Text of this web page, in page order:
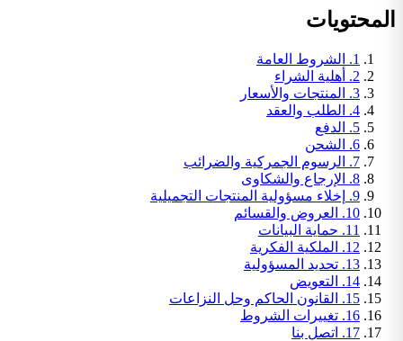
المحتويات
1
. الشروط العامة
2
. أهلية الشراء
3
. المنتجات والأسعار
4
. الطلب والعقد
5
. الدفع
6
. الشحن
7
. الرسوم الجمركية والضرائب
8
. الإرجاع والشكاوى
9
. إخلاء مسؤولية المنتجات التجميلية
10
. العروض والقسائم
11
. حماية البيانات
12
. الملكية الفكرية
13
. تحديد المسؤولية
14
. التعويض
15
. القانون الحاكم وحل النزاعات
16
. تغييرات الشروط
17
. اتصل بنا